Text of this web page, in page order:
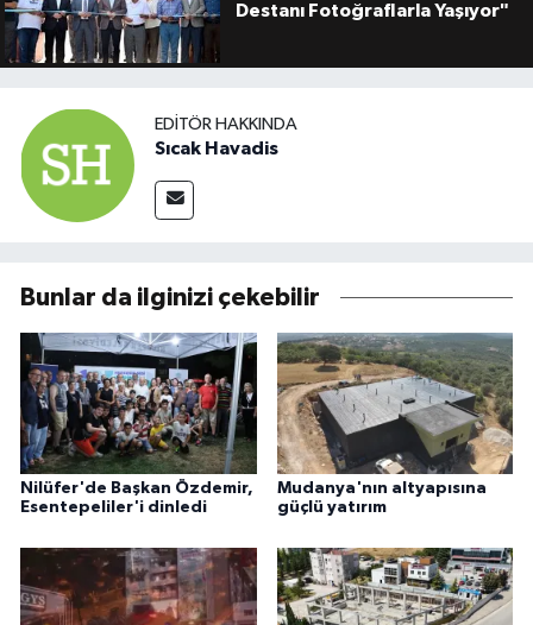
Destanı Fotoğraflarla Yaşıyor"
EDITÖR HAKKINDA
Sıcak Havadis
Bunlar da ilginizi çekebilir
Nilüfer'de Başkan Özdemir,
Esentepeliler'i dinledi
Mudanya'nın altyapısına
güçlü yatırım